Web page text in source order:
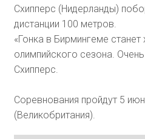
Схипперс (Нидерланды)
дистанции 100 метров.
«Гонка в Бирмингеме
олимпийского сезона.
Схипперс.
Соревнования пройдут 5
(Великобритания).